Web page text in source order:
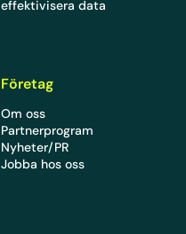
effektivisera data
Företag
Om oss
Partnerprogram
Nyheter/PR
Jobba hos oss